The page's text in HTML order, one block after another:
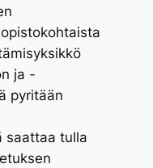
ja -
pyritään
saattaa tulla